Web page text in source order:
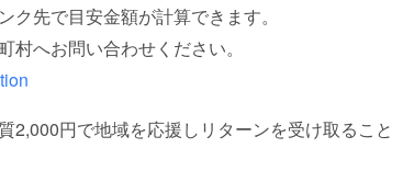
先で目安金額が計算できます。
へお問い合わせください。
2,000円で地域を応援しリターンを受け取ること